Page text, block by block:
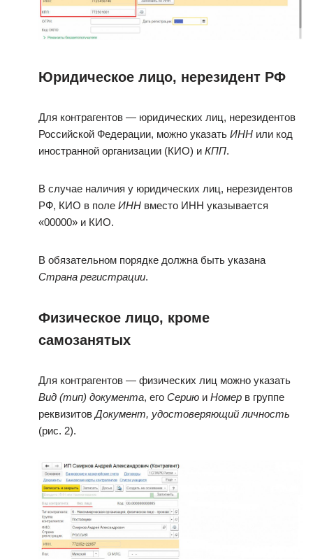
Юридическое лицо, нерезидент РФ
Для контрагентов — юридических лиц, нерезидентов
Российской Федерации, можно указать ИНН или код
иностранной организации (КИО) и КПП.
В случае наличия у юридических лиц, нерезидентов
РФ, КИО в поле ИНН вместо ИНН указывается
«00000» и КИО.
В обязательном порядке должна быть указана
Страна регистрации.
Физическое лицо, кроме
самозанятых
Для контрагентов — физических лиц можно указать
Вид (тип) документа, его Серию и Номер в группе
реквизитов Документ, удостоверяющий личность
(рис. 2).